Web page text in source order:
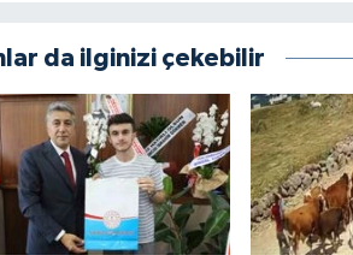
da ilginizi çekebilir